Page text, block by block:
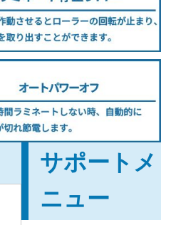
サポートメ
ニュー